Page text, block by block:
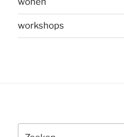
workshops